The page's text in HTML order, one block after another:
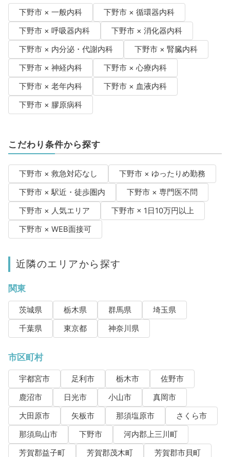
下野市 × 一般内科
下野市 × 循環器内科
下野市 × 呼吸器内科
下野市 × 消化器内科
下野市 × 内分泌・代謝内科
下野市 × 腎臓内科
下野市 × 神経内科
下野市 × 心療内科
下野市 × 老年内科
下野市 × 血液内科
下野市 × 膠原病科
こだわり条件から探す
下野市 × 救急対応なし
下野市 × ゆったりめ勤務
下野市 × 駅近・徒歩圏内
下野市 × 専門医不問
下野市 × 人気エリア
下野市 × 1日10万円以上
下野市 × WEB面接可
近隣のエリアから探す
関東
茨城県 栃木県 群馬県
埼玉県
千葉県
東京都 神奈川県
市区町村
宇都宮市 足利市 栃木市
佐野市
鹿沼市
日光市 小山市
真岡市
大田原市
矢板市 那須塩原市
さくら市
那須烏山市
下野市
河内郡上三川町
芳賀郡益子町
芳賀郡茂木町
芳賀郡市貝町